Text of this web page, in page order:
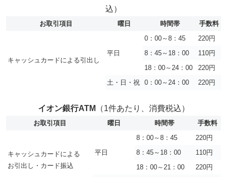
込）
お取引項目 曜日 時間帯 手数料
キャッシュカードによる引出し
平日
0：00～8：45
220円
8：45～18：00
110円
18：00～24：00
220円
土・日・祝 0：00～24：00 220円
イオン銀行ATM （1件あたり、消費税込）
お取引項目 曜日 時間帯 手数料
キャッシュカードによる
お引出し・カード振込
平日
8：00～8：45
220円
8：45～18：00
110円
18：00～21：00
220円